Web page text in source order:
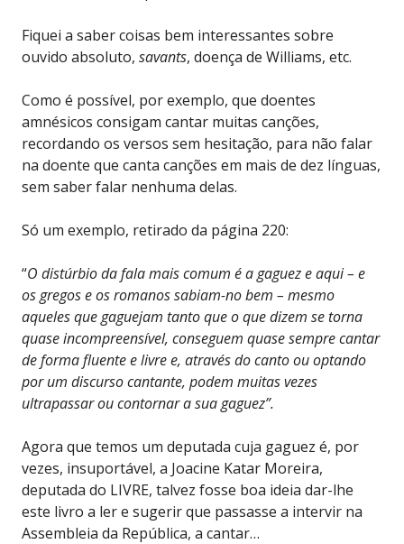
Fiquei a saber coisas bem interessantes sobre
ouvido absoluto, savants, doença de Williams, etc.
Como é possível, por exemplo, que doentes
amnésicos consigam cantar muitas canções,
recordando os versos sem hesitação, para não falar
na doente que canta canções em mais de dez línguas,
sem saber falar nenhuma delas.
Só um exemplo, retirado da página 220:
“O distúrbio da fala mais comum é a gaguez e aqui – e
os gregos e os romanos sabiam-no bem – mesmo
aqueles que gaguejam tanto que o que dizem se torna
quase incompreensível, conseguem quase sempre cantar
de forma fluente e livre e, através do canto ou optando
por um discurso cantante, podem muitas vezes
ultrapassar ou contornar a sua gaguez”.
Agora que temos um deputada cuja gaguez é, por
vezes, insuportável, a Joacine Katar Moreira,
deputada do LIVRE, talvez fosse boa ideia dar-lhe
este livro a ler e sugerir que passasse a intervir na
Assembleia da República, a cantar…